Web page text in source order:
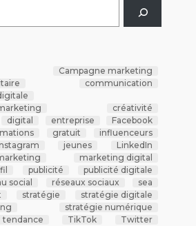
Campagne marketing
communication
créativité
digital entreprise
Facebook
gratuit
influenceurs
jeunes
LinkedIn
marketing digital
publicité
publicité digitale
social réseaux sociaux
sea
stratégie
stratégie digitale
stratégie numérique
tendance TikTok
Twitter